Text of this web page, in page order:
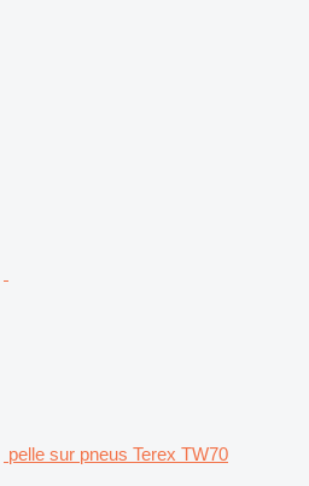
pelle sur pneus Terex TW70